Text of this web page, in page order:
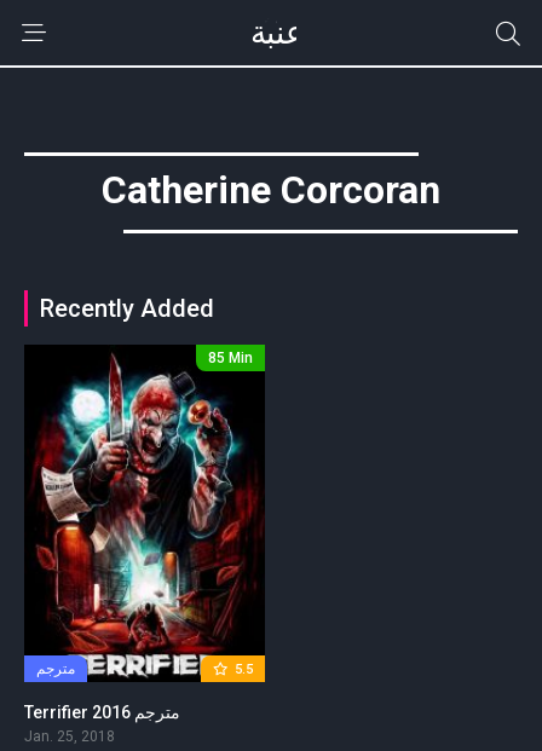
Catherine Corcoran
Recently Added
5.5 مترجم
85 Min
Terrifier 2016 مترجم
Jan. 25, 2018